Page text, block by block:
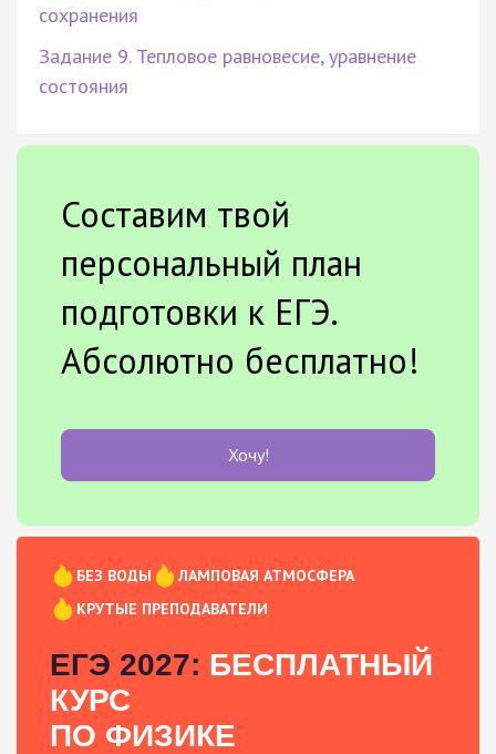
сохранения
Задание 9. Тепловое равновесие, уравнение
состояния
Составим твой
персональный план
подготовки к ЕГЭ.
Абсолютно бесплатно!
Хочу!
БЕЗ ВОДЫ
ЛАМПОВАЯ АТМОСФЕРА
КРУТЫЕ ПРЕПОДАВАТЕЛИ
ЕГЭ 2027: БЕСПЛАТНЫЙ
КУРС
ПО ФИЗИКЕ